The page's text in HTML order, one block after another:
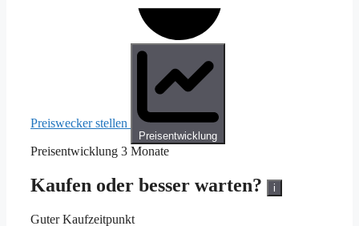
Preiswecker stellen
Preisentwicklung
Preisentwicklung 3 Monate
Kaufen oder besser warten? i
Guter Kaufzeitpunkt